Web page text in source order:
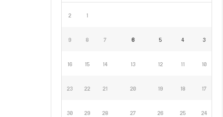
1
2
3
4
5
6
7
8
9
10
11
12
13
14
15
16
17
18
19
20
21
22
23
24
25
26
27
28
29
30